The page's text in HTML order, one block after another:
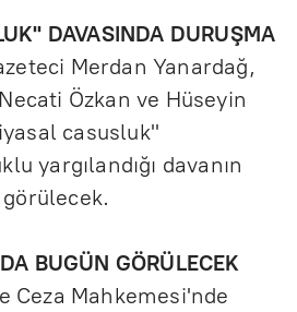
DAVASINDA DURUŞMA
Merdan Yanardağ,
Özkan ve Hüseyin
casusluk"
yargılandığı davanın
BUGÜN GÖRÜLECEK
Ceza Mahkemesi'nde